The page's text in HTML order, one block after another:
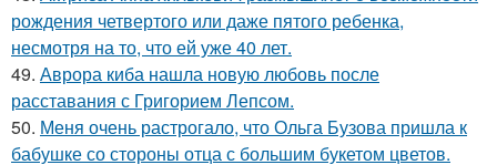
рождения четвертого или даже пятого ребенка,
несмотря на то, что ей уже 40 лет.
49. Аврора киба нашла новую любовь после
расставания с Григорием Лепсом.
50. Меня очень растрогало, что Ольга Бузова пришла к
бабушке со стороны отца с большим букетом цветов.